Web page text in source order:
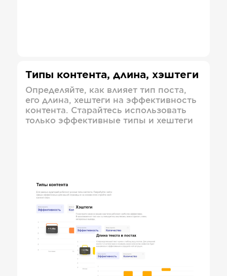
Типы контента, длина, хэштеги
Определяйте, как влияет тип поста,
его длина, хештеги на эффективность
контента. Старайтесь использовать
только эффективные типы и хештеги